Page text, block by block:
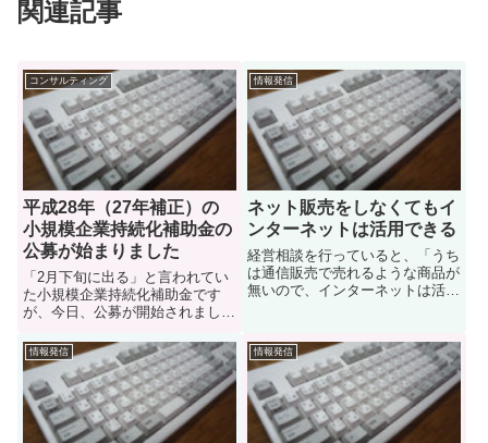
関連記事
コンサルティング
平成28年（27年補正）の
小規模企業持続化補助金の
公募が始まりました
「2月下旬に出る」と言われてい
た小規模企業持続化補助金です
が、今日、公募が開始されまし
るだけ４月末までに地域の商工会
に地域の商工会にお越しくださ
い。」とあるので、4月末に向け
て動いた方が良さそうですね。昨
年...
情報発信
ネット販売をしなくてもイ
ンターネットは活用できる
経営相談を行っていると、「うち
は通信販売で売れるような商品が
無いので、インターネットは活用
ンターネットを活用したいから、
ネットショップを作って欲しい」
という相談を受けることもあり
ま...
情報発信 情報発信